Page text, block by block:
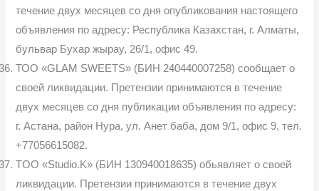
течение двух месяцев со дня опубликования настоящего
объявления по адресу: Республика Казахстан, г. Алматы,
бульвар Бухар жырау, 26/1, офис 49.
ТОО «GLAM SWEETS» (БИН 240440007258) сообщает о
своей ликвидации. Претензии принимаются в течение
двух месяцев со дня публикации объявления по адресу:
г. Астана, район Нура, ул. Анет баба, дом 9/1, офис 9, тел.
+77056615082.
TOO «Studio.K» (БИН 130940018635) обьявляет о своей
ликвидации. Претензии принимаются в течение двух